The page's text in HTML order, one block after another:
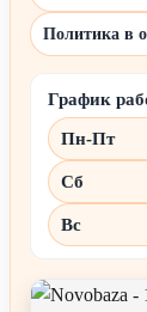
Политика в
График
Пн-Пт
Сб
Вс